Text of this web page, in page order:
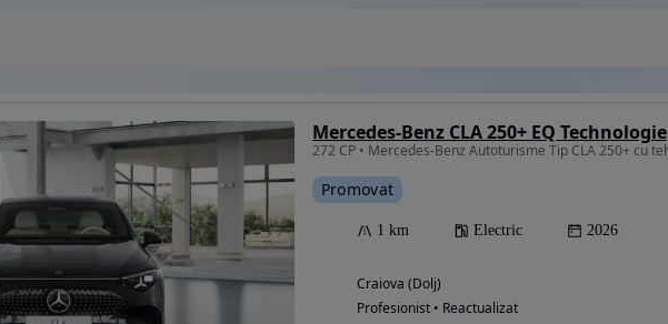
Mercedes-Benz CLA 250+ EQ Technologie
Promovat
1 km Electric 2026
Craiova (Dolj)
Profesionist • Reactualizat